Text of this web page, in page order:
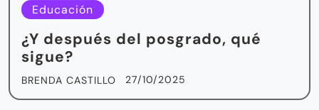
Educación
¿Y después del posgrado, qué
sigue?
BRENDA CASTILLO 27/10/2025